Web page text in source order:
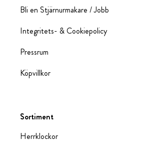
Bli en Stjärnurmakare / Jobb
Integritets- & Cookiepolicy
Pressrum
Köpvillkor
Sortiment
Herrklockor